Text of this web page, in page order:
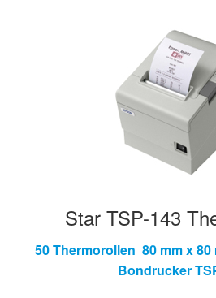
Star TSP-143
50 Thermorollen 80 mm x 80
Bondrucker